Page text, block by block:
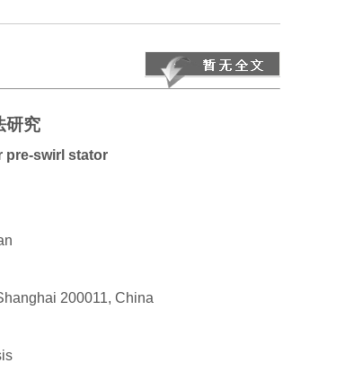
研究
pre-swirl stator
200011, China